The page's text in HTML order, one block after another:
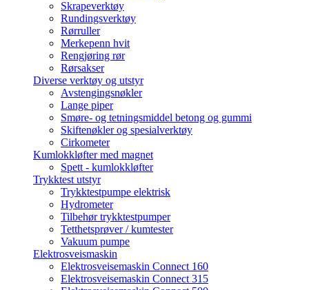
Skrapeverktøy
Rundingsverktøy
Rørruller
Merkepenn hvit
Rengjøring rør
Rørsakser
Diverse verktøy og utstyr
Avstengingsnøkler
Lange piper
Smøre- og tetningsmiddel betong og gummi
Skiftenøkler og spesialverktøy
Cirkometer
Kumlokkløfter med magnet
Spett - kumlokkløfter
Trykktest utstyr
Trykktestpumpe elektrisk
Hydrometer
Tilbehør trykktestpumper
Tetthetsprøver / kumtester
Vakuum pumpe
Elektrosveismaskin
Elektrosveisemaskin Connect 160
Elektrosveisemaskin Connect 315